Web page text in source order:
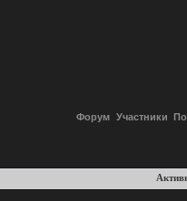
Форум Участники